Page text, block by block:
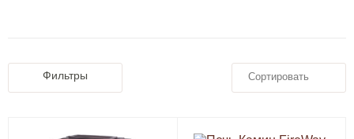
Фильтры Сортировать